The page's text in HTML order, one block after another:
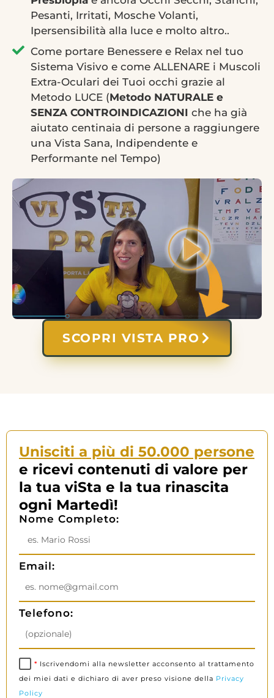
Pesanti, Irritati, Mosche Volanti,
Ipersensibilità alla luce e molto altro..
Come portare Benessere e Relax nel tuo
Sistema Visivo e come ALLENARE i Muscoli
Extra-Oculari dei Tuoi occhi grazie al
Metodo LUCE (Metodo NATURALE e
SENZA CONTROINDICAZIONI che ha già
aiutato centinaia di persone a raggiungere
una Vista Sana, Indipendente e
Performante nel Tempo)
SCOPRI VISTA PRO
Unisciti a più di 50.000 persone
e ricevi contenuti di valore per
la tua viSta e la tua rinascita
ogni Martedì!
Nome Completo:
Email:
Telefono:
* Iscrivendomi alla newsletter acconsento al trattamento
dei miei dati e dichiaro di aver preso visione della Privacy
Policy